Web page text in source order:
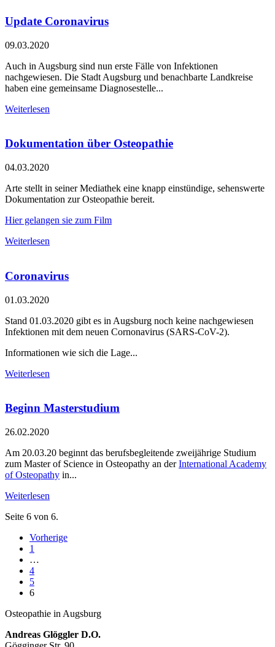
Update Coronavirus
09.03.2020
Auch in Augsburg sind nun erste Fälle von Infektionen
nachgewiesen. Die Stadt Augsburg und benachbarte Landkreise
haben eine gemeinsame Diagnosestelle...
Weiterlesen
Dokumentation über Osteopathie
04.03.2020
Arte stellt in seiner Mediathek eine knapp einstündige, sehenswerte
Dokumentation zur Osteopathie bereit.
Hier gelangen sie zum Film
Weiterlesen
Coronavirus
01.03.2020
Stand 01.03.2020 gibt es in Augsburg noch keine nachgewiesen
Infektionen mit dem neuen Cornonavirus (SARS-CoV-2).
Informationen wie sich die Lage...
Weiterlesen
Beginn Masterstudium
26.02.2020
Am 20.03.20 beginnt das berufsbegleitende zweijährige Studium
zum Master of Science in Osteopathy an derInternational Academy
of Osteopathy in...
Weiterlesen
Seite 6 von 6.
Vorherige
1
…
4
5
6
Osteopathie in Augsburg
Andreas Glöggler D.O.